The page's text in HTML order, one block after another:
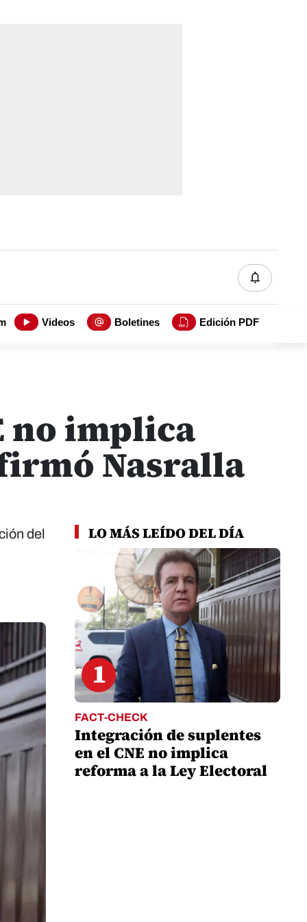
Videos Boletines Edición PDF
no implica
Nasralla
del LO MÁS LEÍDO DEL DÍA
1
FACT-CHECK
Integración de suplentes
en el CNE no implica
reforma a la Ley Electoral